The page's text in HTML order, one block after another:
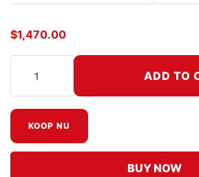
$1,470.00
Nemo Hull Cleaner Electric Brush aantal
ADD TO
KOOP NU
BUY NOW